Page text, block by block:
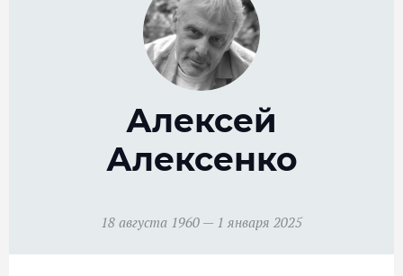
Алексей
Алексенко
18 августа 1960 — 1 января 2025